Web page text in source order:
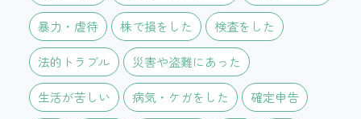
暴力・虐待 株で損をした 検査をした
法的トラブル 災害や盗難にあった
生活が苦しい 病気・ケガをした 確定申告